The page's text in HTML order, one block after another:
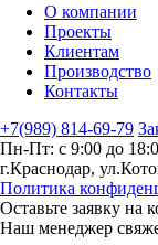
О компании
Проекты
Клиентам
Производство
Контакты
+7(989) 814-69-79
Пн-Пт: с 9:00 до
г.Краснодар,
Политика
Оставьте заявку на
Наш менеджер